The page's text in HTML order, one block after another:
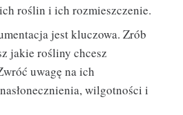
roślin i ich rozmieszczenie.
jest kluczowa. Zrób
jakie rośliny chcesz
uwagę na ich
wilgotności i